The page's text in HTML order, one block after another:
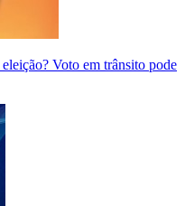
Voto em trânsito pode